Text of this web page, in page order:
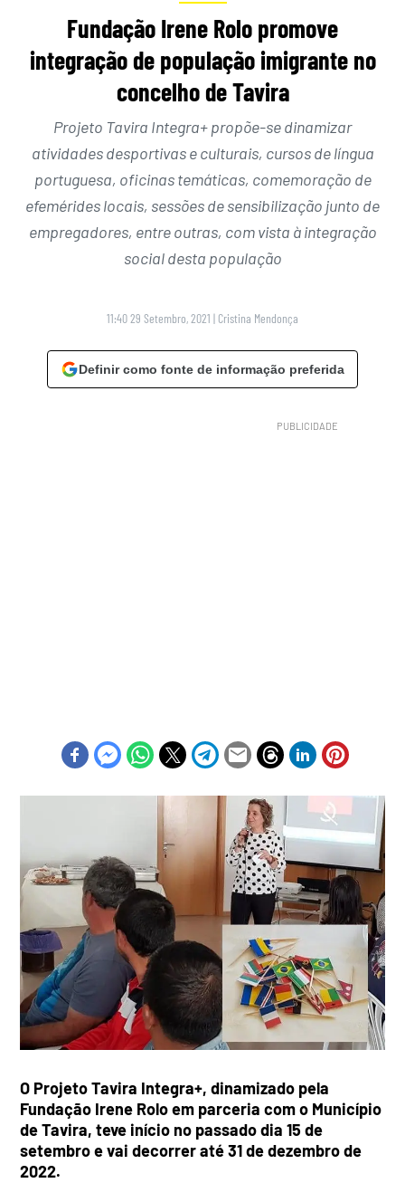
Fundação Irene Rolo promove
integração de população imigrante no
concelho de Tavira
Projeto Tavira Integra+ propõe-se dinamizar
atividades desportivas e culturais, cursos de língua
portuguesa, oficinas temáticas, comemoração de
efemérides locais, sessões de sensibilização junto de
empregadores, entre outras, com vista à integração
social desta população
11:40 29 Setembro, 2021 | Cristina Mendonça
Definir como fonte de informação preferida
O Projeto Tavira Integra+,dinamizado pela
Fundação Irene Rolo em parceria com o Município
de Tavira, teve início no passado dia 15 de
setembro e vai decorrer até 31 de dezembro de
2022.